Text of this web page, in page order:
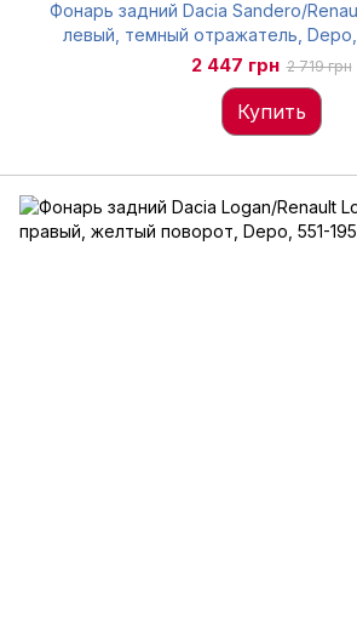
Фонарь задний Dacia Sandero/
левый, темный отражатель, Depo,
2 447 грн 2 719 грн
Купить